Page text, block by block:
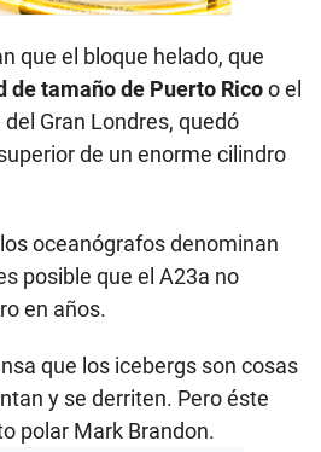
que el bloque helado, que
de tamaño de Puerto Ricoo el
Gran Londres, quedó
de un enorme cilindro
oceanógrafos denominan
posible que el A23a no
en años.
que los icebergs son cosas
y se derriten. Pero éste
polar Mark Brandon.